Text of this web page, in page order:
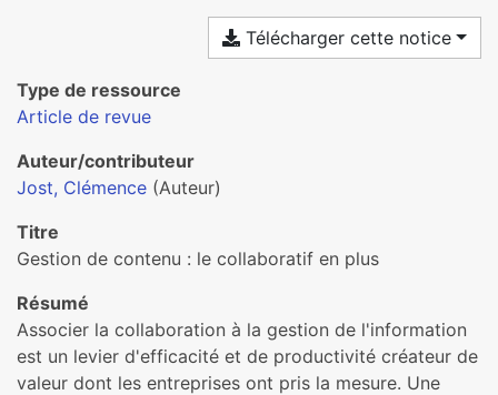
Télécharger cette notice
Type de ressource
Article de revue
Auteur/contributeur
Jost, Clémence (Auteur)
Titre
Gestion de contenu : le collaboratif en plus
Résumé
Associer la collaboration à la gestion de l'information
est un levier d'efficacité et de productivité créateur de
valeur dont les entreprises ont pris la mesure. Une